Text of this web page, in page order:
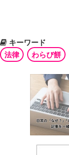
キーワード
法律
わらび餅